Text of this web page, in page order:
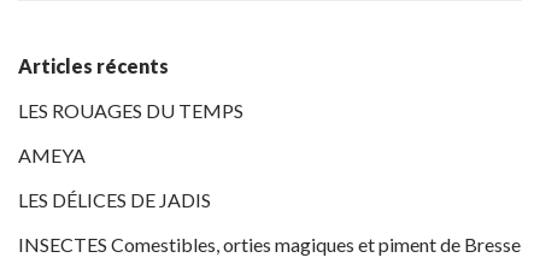
Articles récents
LES ROUAGES DU TEMPS
AMEYA
LES DÉLICES DE JADIS
INSECTES Comestibles, orties magiques et piment de Bresse